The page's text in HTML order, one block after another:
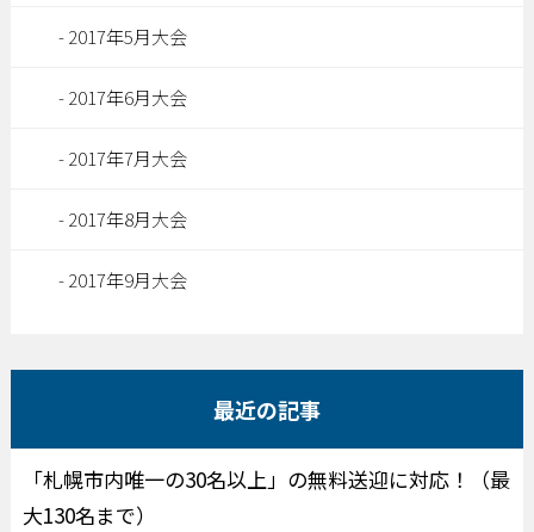
2017年5月大会
2017年6月大会
2017年7月大会
2017年8月大会
2017年9月大会
最近の記事
「札幌市内唯一の30名以上」の無料送迎に対応！（最
大130名まで）